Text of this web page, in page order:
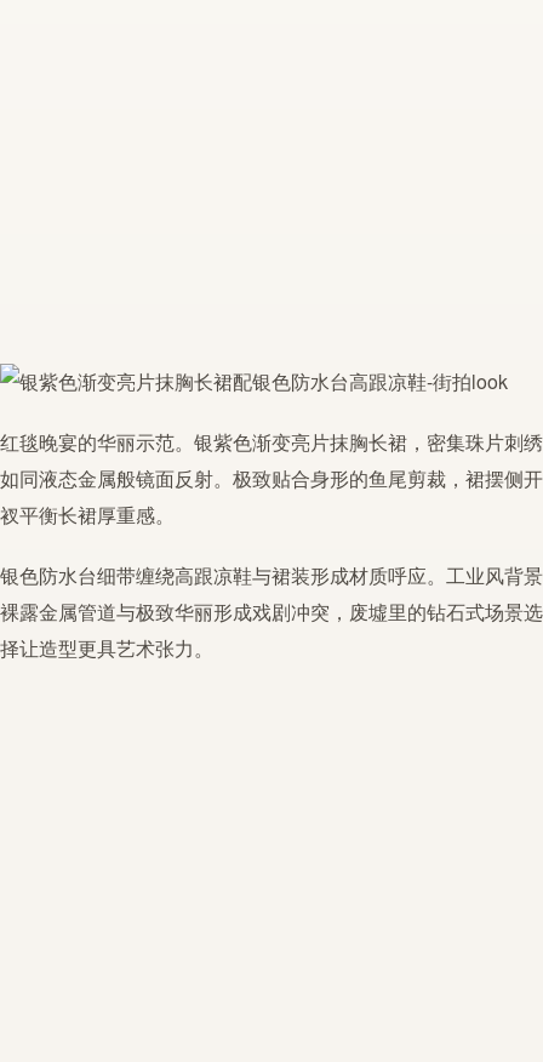
红毯晚宴的华丽示范。 银紫色渐变亮片抹胸长裙，密集珠片刺绣
如同液态金属般镜面反射。极致贴合身形的鱼尾剪裁，裙摆侧开
衩平衡长裙厚重感。
银色防水台细带缠绕高跟凉鞋与裙装形成材质呼应。工业风背景
裸露金属管道与极致华丽形成戏剧冲突，废墟里的钻石式场景选
择让造型更具艺术张力。